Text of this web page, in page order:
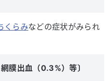
くらみなどの症状がみられ
膜出血（0.3%）等〕